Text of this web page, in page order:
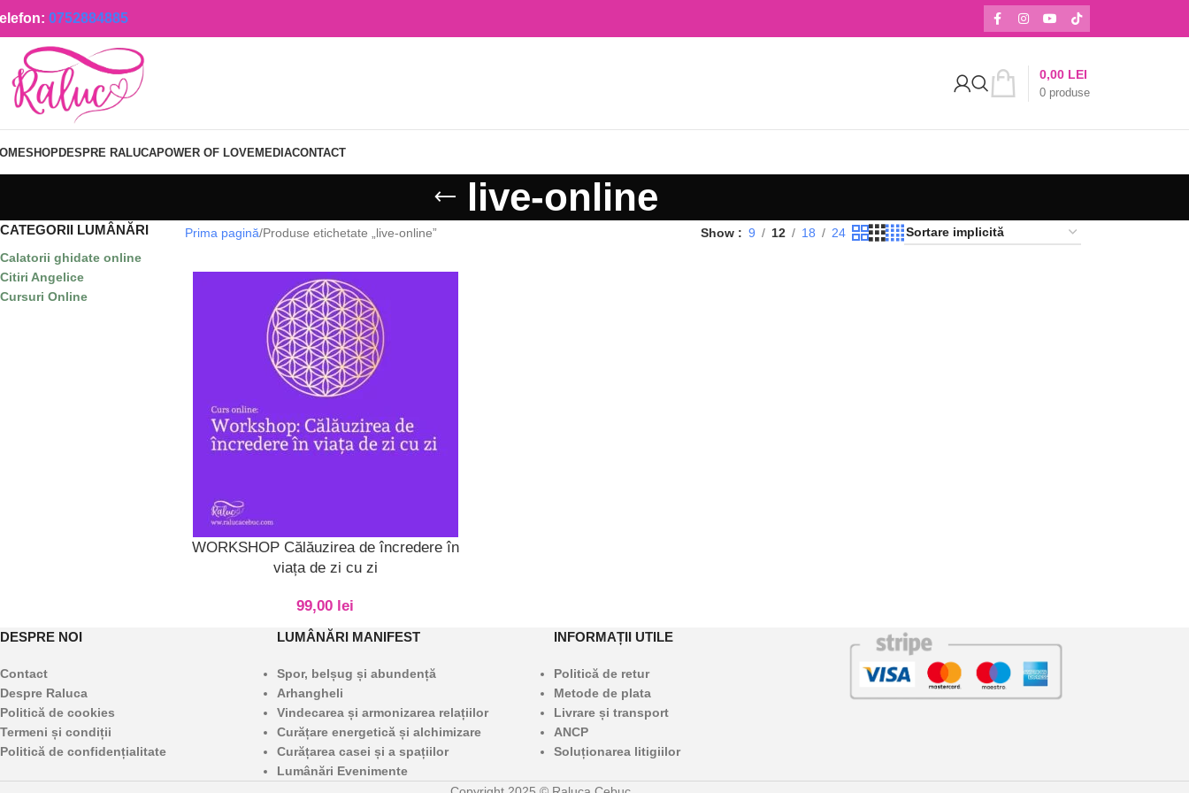
0752884885
0 produse
0,00 LEI
SHOPDESPRE RALUCAPOWER OF LOVEMEDIACONTACT
live-online
CATEGORII LUMÂNĂRI
Calatorii ghidate online
Citiri Angelice
Cursuri Online
Prima pagină Produse etichetate „live-online” Show 9 12 18 24
ADAUGĂ ÎN COȘ
WORKSHOP Călăuzirea de încredere în
viața de zi cu zi
99,00 lei
DESPRE NOI
Contact
Despre Raluca
Politică de cookies
Termeni și condiții
Politică de confidențialitate
LUMÂNĂRI MANIFEST
Spor, belșug și abundență
Arhangheli
Vindecarea și armonizarea relațiilor
Curățare energetică și alchimizare
Curățarea casei și a spațiilor
Lumânări Evenimente
INFORMAȚII UTILE
Politică de retur
Metode de plata
Livrare și transport
ANCP
Soluționarea litigiilor